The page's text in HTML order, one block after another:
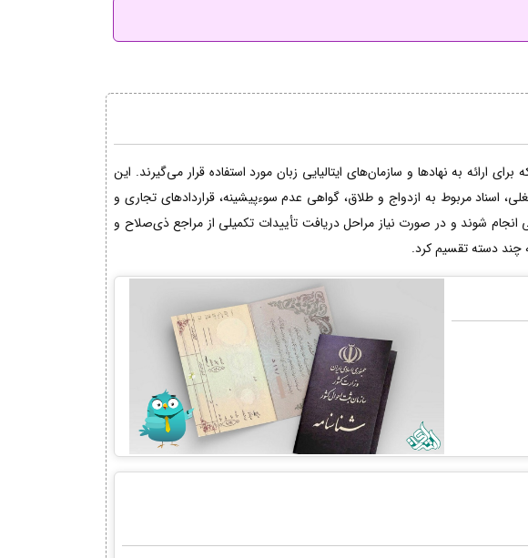
به نهادها و سازمان‌های ایتالیایی زبان مورد استفاده قرار می‌گیرند. این
اسناد مربوط به ازدواج و طلاق، گواهی عدم سوءپیشینه، قراردادهای تجاری و
شوند و در صورت نیاز مراحل دریافت تأییدات تکمیلی از مراجع ذی‌صلاح و
چند دسته تقسیم کرد.